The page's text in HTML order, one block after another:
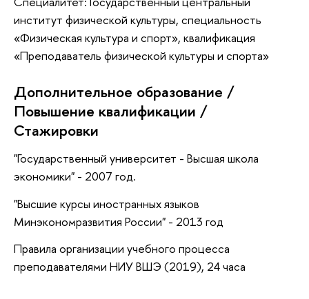
институт физической культуры, специальность
«Физическая культура и спорт», квалификация
«Преподаватель физической культуры и спорта»
Дополнительное образование /
Повышение квалификации /
Стажировки
"Государственный университет - Высшая школа
экономики" - 2007 год.
"Высшие курсы иностранных языков
Минэкономразвития России" - 2013 год
Правила организации учебного процесса
преподавателями НИУ ВШЭ (2019), 24 часа